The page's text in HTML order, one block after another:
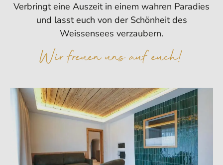
Verbringt eine Auszeit in einem wahren Paradies
und lasst euch von der Schönheit des
Weissensees verzaubern.
Wir freuen uns auf euch!